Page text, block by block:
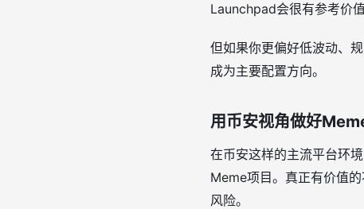
Launchpad会很有参考价
但如果你更偏好低波动、
成为主要配置方向。
用币安视角做好
在币安这样的主流平台环
Meme项目。真正有价值
风险。